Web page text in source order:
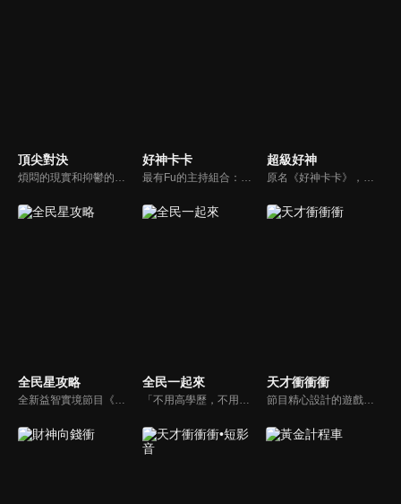
頂尖對決
煩悶的現實和抑鬱的社會，你需要的就是笑、大聲笑、開口笑，《頂尖對決》就要你笑到落ㄟ骸，最具綜藝實力的庹宗康，和喜感十足的納豆各自領軍對抗，藝人搞笑pk笑果十足，《頂尖對決》讓你忘掉一週煩惱！
好神卡卡
最有Fu的主持組合：「A咖天王」徐乃麟+「好神天心」朱芯儀+「真理大學校花」洪棠+「台大獸醫碩士」LYDIA。遊戲的層層關卡，來賓必須要和主持人比反應，比記憶，比機智，比膽識，幸運女神的眷顧與遠離永遠都是個未知數！
超級好神
原名《好神卡卡》，後改名為《超級好神》，是一檔益智類綜藝節目，由「A咖天王」徐乃麟搭配黃鐙輝主持。「好神智慧王」、「好神記憶王」、「誰是爆點王」、「好神送好禮」四個單元，讓來賓一較高下。比反應，比記憶，比機智，比膽識，幸運女神的眷顧與遠離永遠都是個未知數！
全民星攻略
全新益智實境節目《全民星攻略》，由館長曾國城擔任把關者，考驗著每個來挑戰九宮格益智遊戲藝人明星。想要攻略九宮格關卡，透過創意聯想、邏輯推理、理想分析，才有機會獲取智慧星幣，帶走夢幻大獎。
全民一起來
「不用高學歷，不用會答題，全民一起來，獎金拿不完！」《全民一起來》是一檔結合手機遊戲的大型現場直播益智節目，「記憶、觀察、反應、平衡、敏捷...」，多道關卡考驗挑戰者的多元智能及體能，見證藝人明星各項不可思議的挑戰。
天才衝衝衝
節目精心設計的遊戲內容，包括深受觀眾喜愛並且火紅於各大專院校的【TEMPO系列】，考驗藝人用肢體表達能力以及聯想能力的【你是WORD演】、【會演是英雄】，考驗英文程度的【EAR傳耳ABC】，超簡單、超爆笑的【看你怎麼說】，以及考驗藝人反應、機智以及隊友默契的【不可能的默契】等單元，逗趣又爆笑！